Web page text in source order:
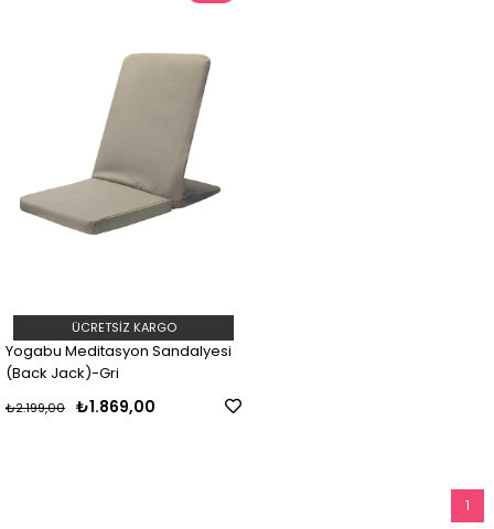
Yogabu Meditasyon Sandalyesi
(Back Jack)-Gri
₺1.869,00
₺2.199,00
ÜCRETSIZ KARGO
1